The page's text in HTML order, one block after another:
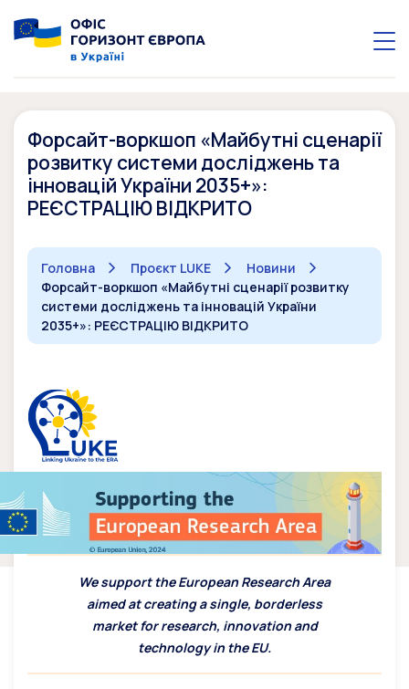
Форсайт-воркшоп «Майбутні сценарії
розвитку системи досліджень та
інновацій України 2035+»:
РЕЄСТРАЦІЮ ВІДКРИТО
Головна Проєкт LUKE
Новини
Форсайт-воркшоп «Майбутні сценарії розвитку
системи досліджень та інновацій України
2035+»: РЕЄСТРАЦІЮ ВІДКРИТО
We support the European Research Area
aimed at creating a single, borderless
market for research, innovation and
technology in the EU.